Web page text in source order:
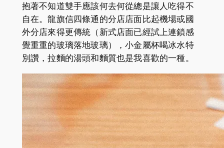
抱著不知道雙手應該何去何從總是讓人吃得不
自在。龍旗信四條通的分店店面比起機場或國
外分店來得更傳統（新式店面已經試上連鎖感
覺重重的玻璃落地玻璃），小金屬杯喝冰水特
別讚，拉麵的湯頭和麵質也是我喜歡的一種。